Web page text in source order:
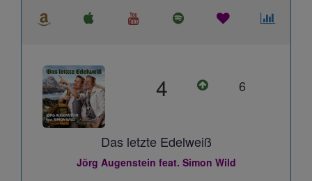
4 6
Das letzte Edelweiß
Jörg Augenstein feat. Simon Wild